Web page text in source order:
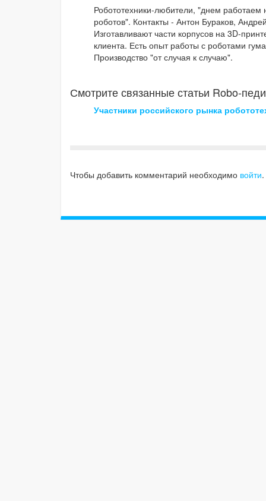
Робототехники-любители, "днем
роботов". Контакты - Антон Бураков,
Изготавливают части корпусов на 3D-
клиента. Есть опыт работы с роботами
Производство "от случая к случаю".
Смотрите связанные статьи Robo-
Участники российского рынка
Чтобы добавить комментарий необходимо войти.